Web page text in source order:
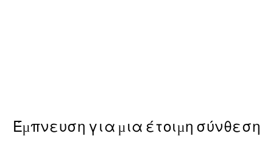
Έμπνευση για μια έτοιμη σύνθεση